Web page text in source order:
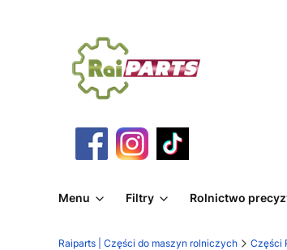
Menu Filtry Rolnictwo
Raiparts | Części do maszyn rolniczych Części